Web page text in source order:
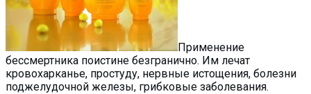
Применение
бессмертника поистине безгранично. Им лечат
кровохарканье, простуду, нервные истощения, болезни
поджелудочной железы, грибковые заболевания.